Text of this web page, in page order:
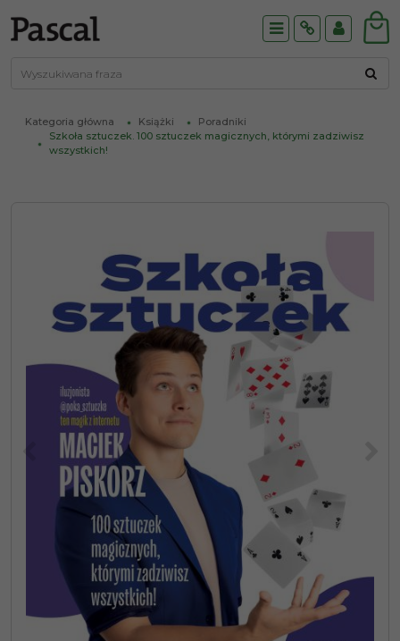
MenuInfoPanel
Kategoria główna Książki
Poradniki
Szkoła sztuczek. 100 sztuczek magicznych, którymi zadziwisz
wszystkich!